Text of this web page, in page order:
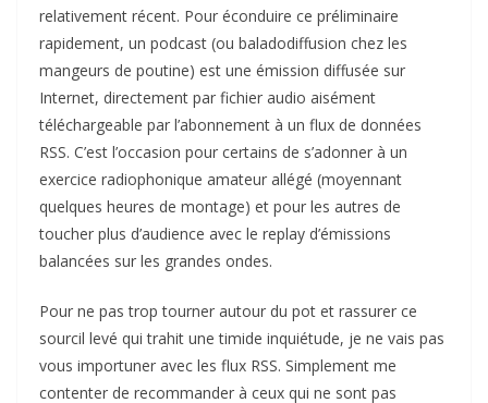
relativement récent. Pour éconduire ce préliminaire
rapidement, un podcast (ou baladodiffusion chez les
mangeurs de poutine) est une émission diffusée sur
Internet, directement par fichier audio aisément
téléchargeable par l’abonnement à un flux de données
RSS. C’est l’occasion pour certains de s’adonner à un
exercice radiophonique amateur allégé (moyennant
quelques heures de montage) et pour les autres de
toucher plus d’audience avec le replay d’émissions
balancées sur les grandes ondes.
Pour ne pas trop tourner autour du pot et rassurer ce
sourcil levé qui trahit une timide inquiétude, je ne vais pas
vous importuner avec les flux RSS. Simplement me
contenter de recommander à ceux qui ne sont pas